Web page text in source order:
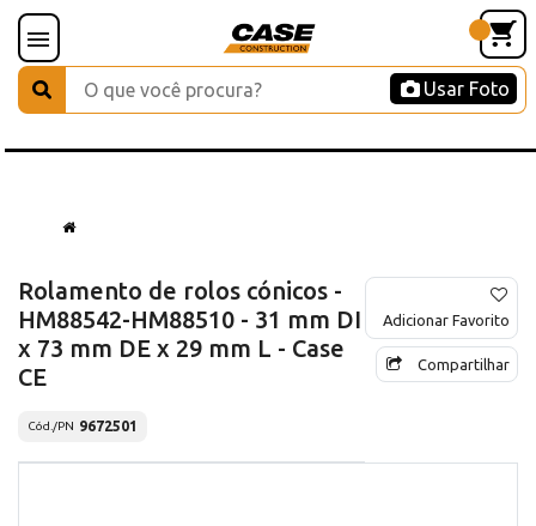
Usar Foto
Rolamento de rolos cónicos -
HM88542-HM88510 - 31 mm DI
x 73 mm DE x 29 mm L - Case
CE
Cód./PN 9672501
Adicionar Favorito
Compartilhar